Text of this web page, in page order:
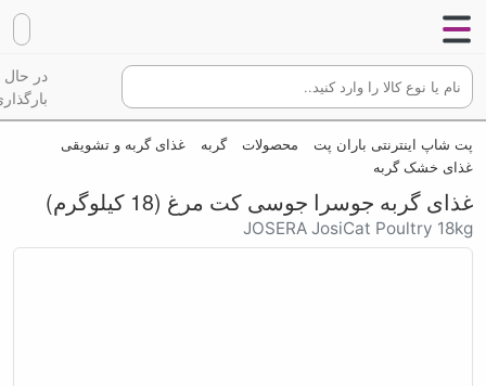
در حال
پت شاپ اینترنتی باران پت محصولات گربه
غذای گربه و تشویقی
غذای خشک گربه
غذای گربه جوسرا جوسی کت مرغ (18 کیلوگرم)
JOSERA JosiCat Poultry 18kg